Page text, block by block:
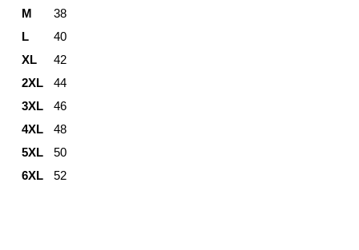
M
38
L
40
XL
42
2XL
44
3XL
46
4XL
48
5XL
50
6XL
52